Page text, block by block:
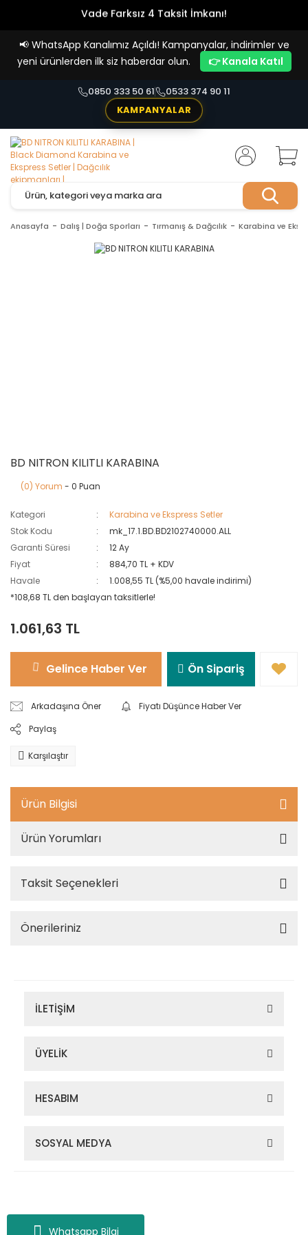
Whatsapp Bilgi
Vade Farksız 4 Taksit İmkanı!
📢 WhatsApp Kanalımız Açıldı! Kampanyalar, indirimler ve
yeni ürünlerden ilk siz haberdar olun.
👉 Kanala Katıl
0850 333 50 61
0533 374 90 11
KAMPANYALAR
Anasayfa Dalış | Doğa Sporları Tırmanış & Dağcılık Karabina ve
BD NITRON KILITLI KARABINA
(0) Yorum - 0 Puan
Kategori
Karabina ve Ekspress Setler
Stok Kodu
mk_17.1.BD.BD2102740000.ALL
Garanti Süresi
12 Ay
Fiyat
884,70 TL + KDV
Havale
1.008,55 TL (%5,00 havale indirimi)
*108,68 TL den başlayan taksitlerle!
1.061,63 TL
Gelince Haber Ver Ön Sipariş
Arkadaşına Öner
Fiyatı Düşünce Haber Ver
Paylaş
Karşılaştır
Ürün Bilgisi
Ürün Yorumları
Taksit Seçenekleri
Önerileriniz
İLETİŞİM
ÜYELİK
HESABIM
SOSYAL MEDYA